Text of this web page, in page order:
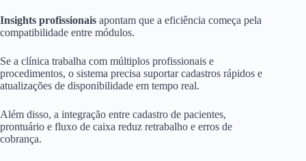
Insights profissionais apontam que a eficiência começa pela
compatibilidade entre módulos.
Se a clínica trabalha com múltiplos profissionais e
procedimentos, o sistema precisa suportar cadastros rápidos e
atualizações de disponibilidade em tempo real.
Além disso, a integração entre cadastro de pacientes,
prontuário e fluxo de caixa reduz retrabalho e erros de
cobrança.